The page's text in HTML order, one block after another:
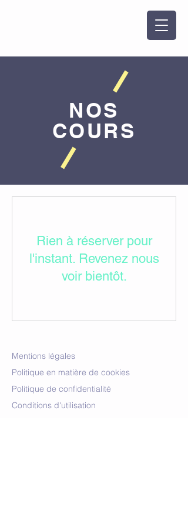
NOS
COURS
Rien à réserver pour
l'instant. Revenez nous
voir bientôt.
Mentions légales
Politique en matière de cookies
Politique de confidentialité
Conditions d'utilisation